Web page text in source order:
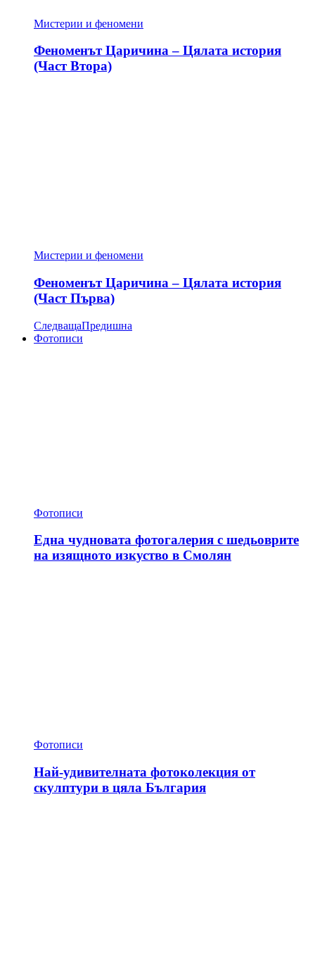
Мистерии и феномени
Феноменът Царичина – Цялата история
(Част Втора)
Мистерии и феномени
Феноменът Царичина – Цялата история
(Част Първа)
СледващаПредишна
Фотописи
Фотописи
Една чудновата фотогалерия с шедьоврите
на изящното изкуство в Смолян
Фотописи
Най-удивителната фотоколекция от
скулптури в цяла България